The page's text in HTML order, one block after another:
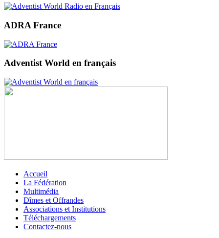
ADRA France
Adventist World en français
Accueil
La Fédération
Multimédia
Dîmes et Offrandes
Associations et Institutions
Téléchargements
Contactez-nous